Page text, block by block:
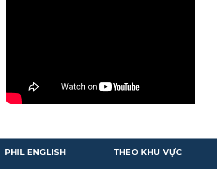
PHIL ENGLISH THEO KHU VỰC